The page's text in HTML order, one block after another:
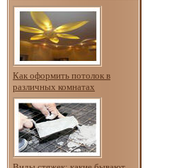
Как оформить потолок в
различных комнатах